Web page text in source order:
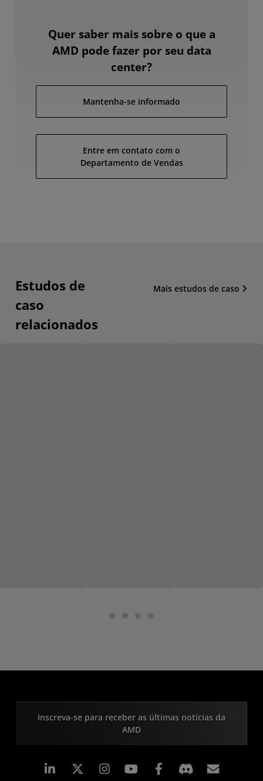
Quer saber mais sobre o que a
AMD pode fazer por seu data
center?
Mantenha-se informado
Entre em contato com o
Departamento de Vendas
Estudos de
caso
relacionados
Mais estudos de caso
Inscreva-se para receber as últimas notícias da
AMD
Linkedin Instagram Facebook